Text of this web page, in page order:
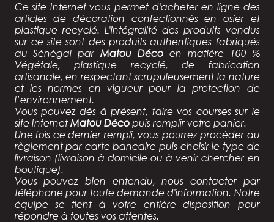
Ce site Internet vous permet d'acheter en ligne des
articles de décoration confectionnésen osier et
plastique recyclé. L'intégralité des produits vendus
sur ce site sont des produits authentiques fabriqués
au Sénégal parMatou Déco en matière 100 %
Végétale, plastique recyclé, de fabrication
artisanale, en respectant scrupuleusement la nature
et les normes en vigueur pour la protection de
l’environnement.
Vous pouvez dès à présent, faire vos courses sur le
site Internet Matou Décopuis remplir votre panier.
Une fois ce dernier rempli, vous pourrez procéder au
règlement par carte bancaire puis choisir le type de
livraison (livraison à domicile ou à venir chercher en
boutique).
Vous pouvez bien entendu, nous contacter par
téléphone pour toute demande d'information. Notre
équipe se tient à votre entière disposition pour
répondre à toutes vos attentes.